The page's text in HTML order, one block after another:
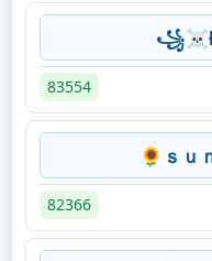
83554
🌻ｓｕ
82366